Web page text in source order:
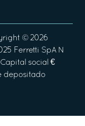
© 2026
Ferretti SpA N
social €
depositado